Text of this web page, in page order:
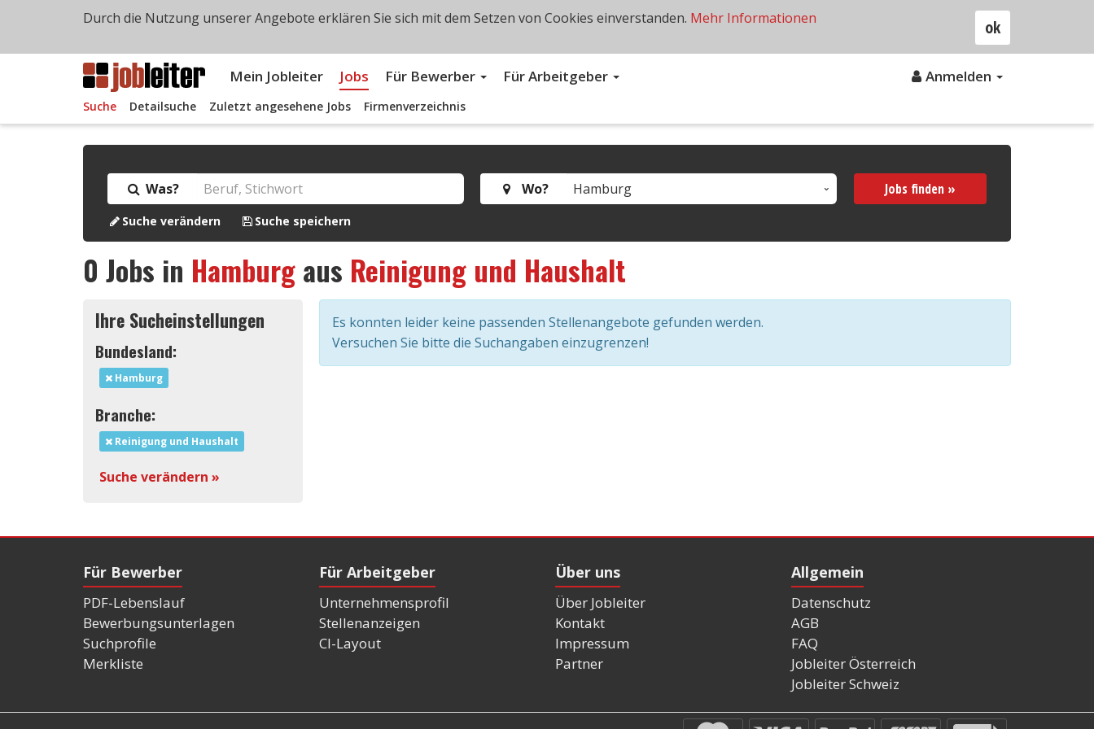
Mein Jobleiter Jobs Für Bewerber Für Arbeitgeber Anmelden
Suche Detailsuche Zuletzt angesehene Jobs Firmenverzeichnis
Was? Wo? Jobs finden »
Suche verändern Suche speichern
0 Jobs in Hamburgaus Reinigung und Haushalt
Ihre Sucheinstellungen
Bundesland:
Hamburg
Branche:
Reinigung und Haushalt
Suche verändern »
Es konnten leider keine passenden Stellenangebote gefunden werden.
Versuchen Sie bitte die Suchangaben einzugrenzen!
Für Bewerber
PDF-Lebenslauf
Bewerbungsunterlagen
Suchprofile
Merkliste
Für Arbeitgeber
Unternehmensprofil
Stellenanzeigen
CI-Layout
Über uns
Über Jobleiter
Kontakt
Impressum
Partner
Allgemein
Datenschutz
AGB
FAQ
Jobleiter Österreich
Jobleiter Schweiz
ok
Durch die Nutzung unserer Angebote erklären Sie sich mit dem Setzen von Cookies einverstanden. Mehr Informationen